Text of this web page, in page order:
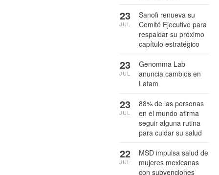
Sanofi renueva su
Comité Ejecutivo para
respaldar su próximo
capítulo estratégico
23
JUL
Genomma Lab
anuncia cambios en
Latam
23
JUL
88% de las personas
en el mundo afirma
seguir alguna rutina
para cuidar su salud
23
JUL
MSD impulsa salud de
mujeres mexicanas
con subvenciones
22
JUL